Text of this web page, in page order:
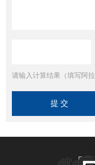
请输入计算结果（填写阿